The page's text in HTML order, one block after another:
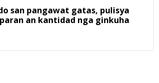
san pangawat gatas, pulisya
an kantidad nga ginkuha